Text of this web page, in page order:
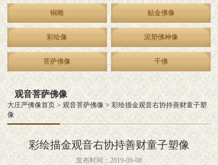
铜雕 贴金佛像
彩绘像 泥塑佛神像
菩萨佛像 千佛
观音菩萨佛像
大庄严佛像首页 > 观音菩萨佛像 > 彩绘描金观音右协持善财童子塑
像
彩绘描金观音右协持善财童子塑像
发布时间：2019-09-08